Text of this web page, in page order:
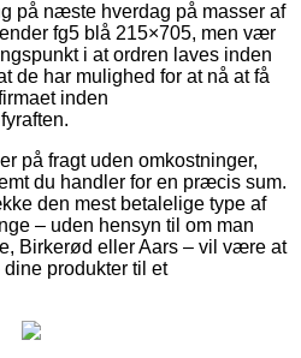
på næste hverdag på masser af
fg5 blå 215×705, men vær
i at ordren laves inden
de har mulighed for at nå at få
inden
på fragt uden omkostninger,
du handler for en præcis sum.
den mest betalelige type af
– uden hensyn til om man
Birkerød eller Aars – vil være at
produkter til et